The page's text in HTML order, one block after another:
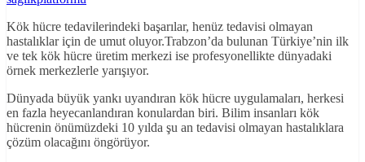
Kök hücre tedavilerindeki başarılar, henüz tedavisi olmayan
hastalıklar için de umut oluyor.Trabzon’da bulunan Türkiye’nin ilk
ve tek kök hücre üretim merkezi ise profesyonellikte dünyadaki
örnek merkezlerle yarışıyor.
Dünyada büyük yankı uyandıran kök hücre uygulamaları, herkesi
en fazla heyecanlandıran konulardan biri. Bilim insanları kök
hücrenin önümüzdeki 10 yılda şu an tedavisi olmayan hastalıklara
çözüm olacağını öngörüyor.